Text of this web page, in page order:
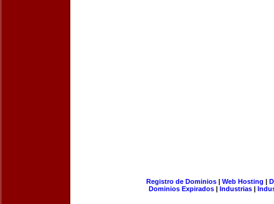
Registro de Dominios| Web Hosting |
Dominios Expirados | Industrias |